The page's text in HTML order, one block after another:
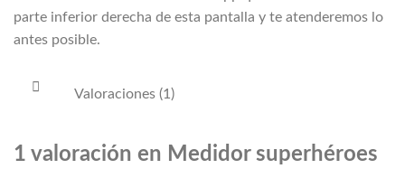
parte inferior derecha de esta pantalla y te atenderemos lo
antes posible.
Valoraciones (1)
1 valoración en Medidor superhéroes